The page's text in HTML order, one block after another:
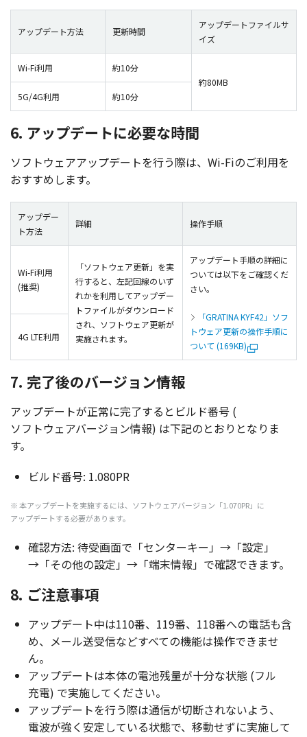
アップデート方法 更新時間
アップデートファイルサ
イズ
Wi-Fi利用
約10分
約80MB
5G/4G利用
約10分
6. アップデートに必要な時間
ソフトウェアアップデートを行う際は、Wi-Fiのご利用を
おすすめします。
アップデー
ト方法
詳細 操作手順
Wi-Fi利用
(推奨)
「ソフトウェア更新」を実
行すると、左記回線のいず
れかを利用してアップデー
トファイルがダウンロード
され、ソフトウェア更新が
実施されます。
アップデート手順の詳細に
ついては以下をご確認くだ
さい。
「GRATINA KYF42」ソフ
トウェア更新の操作手順に
ついて (169KB)
4G LTE利用
7. 完了後のバージョン情報
アップデートが正常に完了すると ビルド番号 (
ソフトウェアバージョン情報) は下記のとおりとなりま
す。
ビルド番号: 1.080PR
※ 本アップデートを実施するには、 ソフトウェアバージョン 「1.070PR」に
アップデートする必要があります。
確認方法: 待受画面で「センターキー」→「設定」
→「その他の設定」→「端末情報」で確認できます。
8. ご注意事項
アップデート中は110番、119番、118番への電話も含
め、 メール送受信などすべての機能は操作できませ
ん。
アップデートは本体の電池残量が十分な状態(フル
充電) で実施してください。
アップデートを行う際は通信が切断されないよう、
電波が強く 安定している状態で、 移動せずに実施して